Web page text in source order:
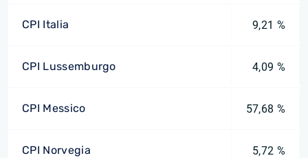
CPI Italia 9,21 %
CPI Lussemburgo 4,09 %
CPI Messico 57,68 %
CPI Norvegia 5,72 %